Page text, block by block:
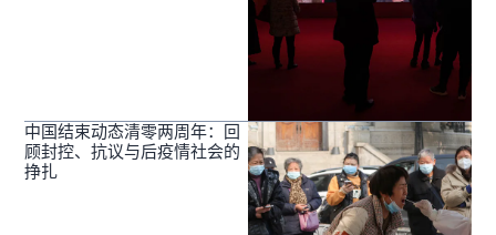
中国结束动态清零两周年：回
顾封控、抗议与后疫情社会的
挣扎